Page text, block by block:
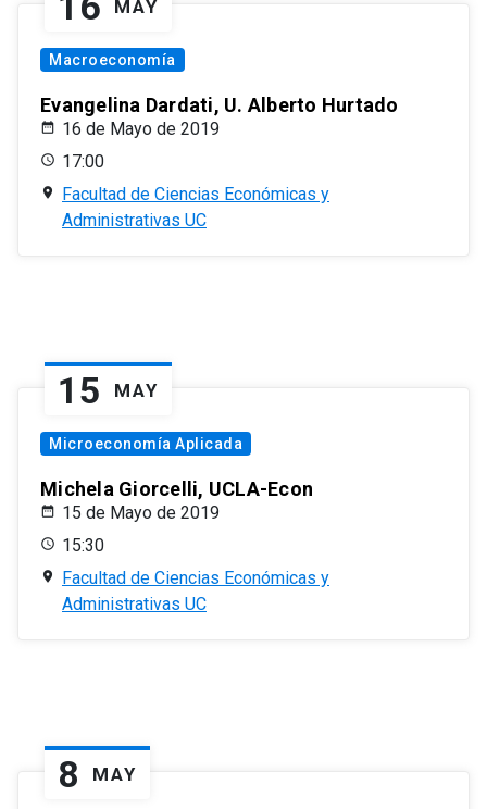
MAY
Macroeconomía
Evangelina Dardati, U. Alberto Hurtado
16 de Mayo de 2019
17:00
Facultad de Ciencias Económicas y
Administrativas UC
15 MAY
Microeconomía Aplicada
Michela Giorcelli, UCLA-Econ
15 de Mayo de 2019
15:30
Facultad de Ciencias Económicas y
Administrativas UC
8 MAY